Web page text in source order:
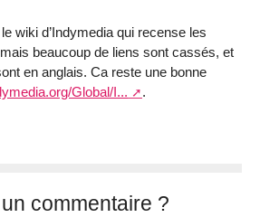
wiki d’Indymedia qui recense les
beaucoup de liens sont cassés, et
en anglais. Ca reste une bonne
Global/I... .
commentaire ?